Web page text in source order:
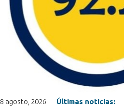
8 agosto, 2026 Últimas noticias: